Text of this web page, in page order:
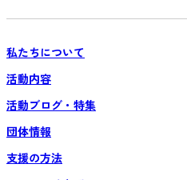
私たちについて
活動内容
活動ブログ・特集
団体情報
支援の方法